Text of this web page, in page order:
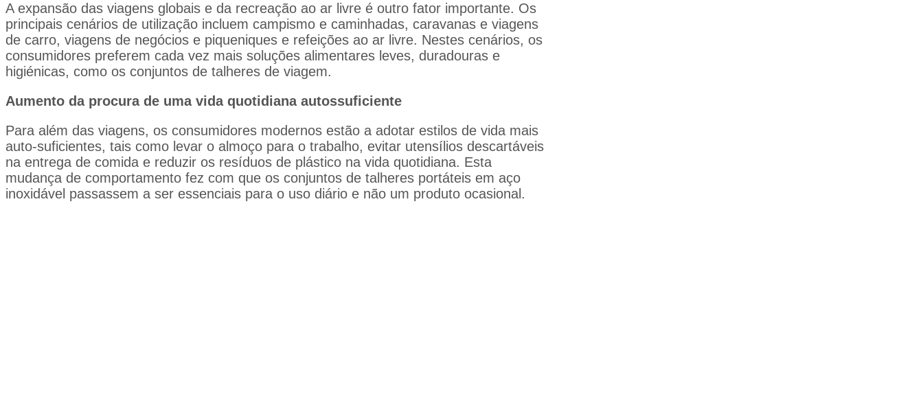
A expansão das viagens globais e da recreação ao ar livre é outro fator importante. Os
principais cenários de utilização incluem campismo e caminhadas, caravanas e viagens
de carro, viagens de negócios e piqueniques e refeições ao ar livre. Nestes cenários, os
consumidores preferem cada vez mais soluções alimentares leves, duradouras e
higiénicas, como os conjuntos de talheres de viagem.
Aumento da procura de uma vida quotidiana autossuficiente
Para além das viagens, os consumidores modernos estão a adotar estilos de vida mais
auto-suficientes, tais como levar o almoço para o trabalho, evitar utensílios descartáveis
na entrega de comida e reduzir os resíduos de plástico na vida quotidiana. Esta
mudança de comportamento fez com que os conjuntos de talheres portáteis em aço
inoxidável passassem a ser essenciais para o uso diário e não um produto ocasional.